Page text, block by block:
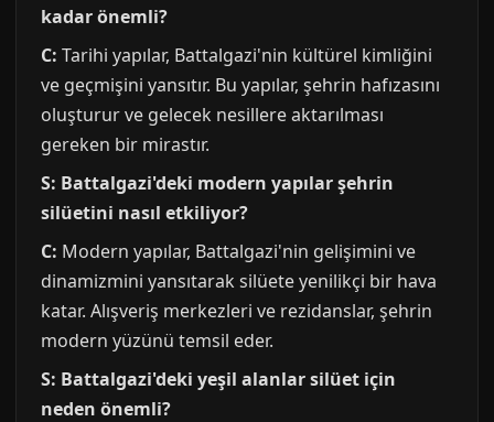
kadar önemli?
C: Tarihi yapılar, Battalgazi'nin kültürel kimliğini
ve geçmişini yansıtır. Bu yapılar, şehrin hafızasını
oluşturur ve gelecek nesillere aktarılması
gereken bir mirastır.
S: Battalgazi'deki modern yapılar şehrin
silüetini nasıl etkiliyor?
C: Modern yapılar, Battalgazi'nin gelişimini ve
dinamizmini yansıtarak silüete yenilikçi bir hava
katar. Alışveriş merkezleri ve rezidanslar, şehrin
modern yüzünü temsil eder.
S: Battalgazi'deki yeşil alanlar silüet için
neden önemli?